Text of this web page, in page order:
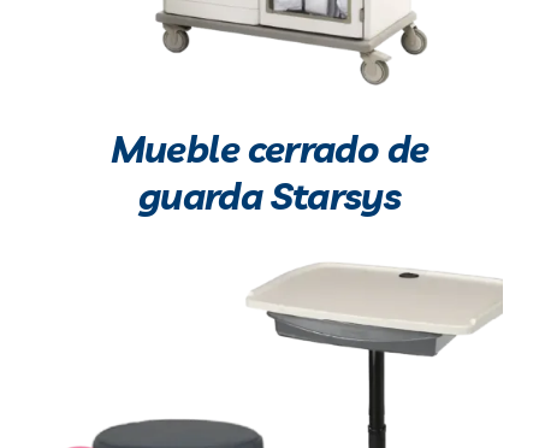
Mueble cerrado de
guarda Starsys